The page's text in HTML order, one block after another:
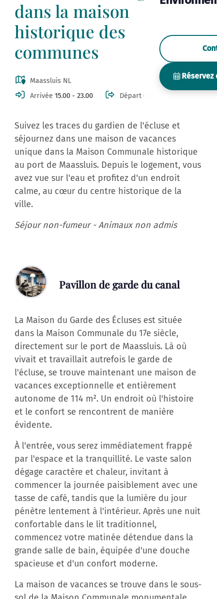
dans la maison
historique des
communes
Suivez les traces du gardien de l'écluse et
séjournez dans une maison de vacances
unique dans la Maison Communale historique
au port de Maassluis. Depuis le logement, vous
avez vue sur l'eau et profitez d'un endroit
calme, au cœur du centre historique de la
ville.
Séjour non-fumeur - Animaux non admis
Maassluis NL
Arrivée 15.00 - 23.00 Départ 06.00 - 11.00
Pavillon de garde du canal
La Maison du Garde des Écluses est située
dans la Maison Communale du 17e siècle,
directement sur le port de Maassluis. Là où
vivait et travaillait autrefois le garde de
l'écluse, se trouve maintenant une maison de
vacances exceptionnelle et entièrement
autonome de 114 m². Un endroit où l'histoire
et le confort se rencontrent de manière
évidente.
À l'entrée, vous serez immédiatement frappé
par l'espace et la tranquillité. Le vaste salon
dégage caractère et chaleur, invitant à
commencer la journée paisiblement avec une
tasse de café, tandis que la lumière du jour
pénètre lentement à l'intérieur. Après une nuit
confortable dans le lit traditionnel,
commencez votre matinée détendue dans la
grande salle de bain, équipée d'une douche
spacieuse et d'un confort moderne.
La maison de vacances se trouve dans le sous-